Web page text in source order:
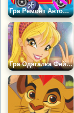
Гра Ремонт Автомобіля Дуду Механік
Гра Одягалка Фей Вінкс